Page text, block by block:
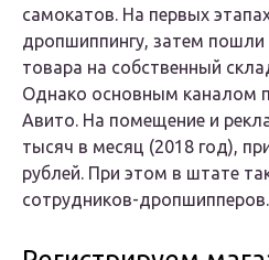
самокатов. На первых
дропшиппингу, затем пошли
товара на собственный
Однако основным каналом
Авито. На помещение и
тысяч в месяц (2018 год),
рублей. При этом в штате
сотрудников-дропшипперов.